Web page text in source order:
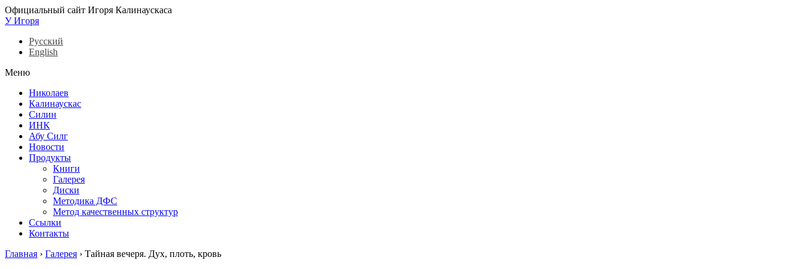
Официальный сайт Игоря Калинаускаса
У Игоря
Русский
English
Меню
Николаев
Калинаускас
Силин
ИНК
Абу Силг
Новости
Продукты
Книги
Галерея
Диски
Методика ДФС
Метод качественных структур
Ссылки
Контакты
Главная › Галерея › Тайная вечеря. Дух, плоть, кровь